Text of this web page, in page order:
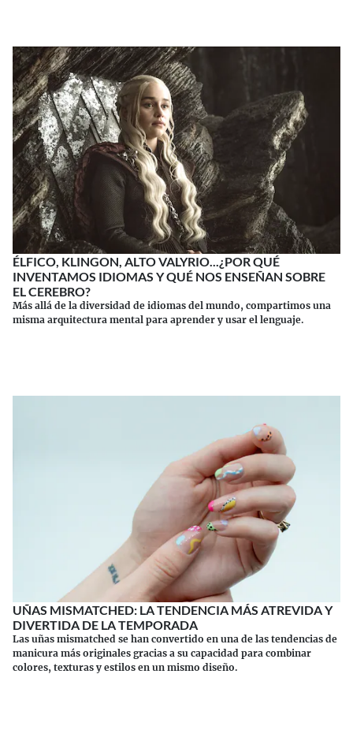
ÉLFICO, KLINGON, ALTO VALYRIO...¿POR QUÉ
INVENTAMOS IDIOMAS Y QUÉ NOS ENSEÑAN SOBRE
EL CEREBRO?
Más allá de la diversidad de idiomas del mundo, compartimos una
misma arquitectura mental para aprender y usar el lenguaje.
UÑAS MISMATCHED: LA TENDENCIA MÁS ATREVIDA Y
DIVERTIDA DE LA TEMPORADA
Las uñas mismatched se han convertido en una de las tendencias de
manicura más originales gracias a su capacidad para combinar
colores, texturas y estilos en un mismo diseño.